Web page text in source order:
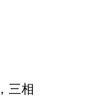
三相